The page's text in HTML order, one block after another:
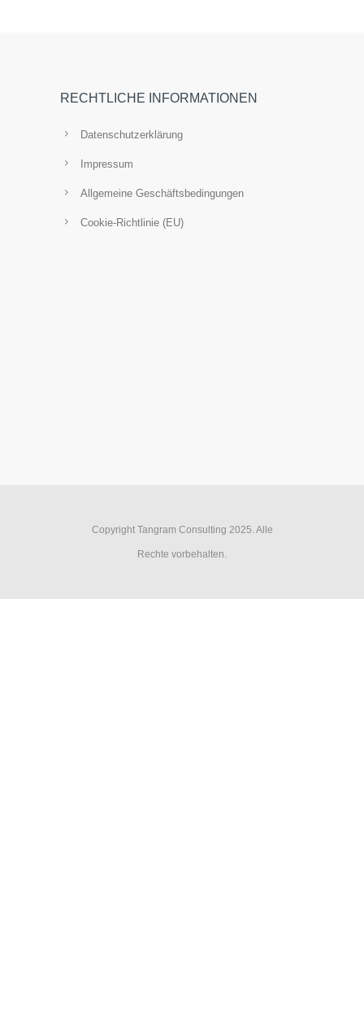
RECHTLICHE INFORMATIONEN
Datenschutzerklärung
Impressum
Allgemeine Geschäftsbedingungen
Cookie-Richtlinie (EU)
Copyright Tangram Consulting 2025. Alle
Rechte vorbehalten.